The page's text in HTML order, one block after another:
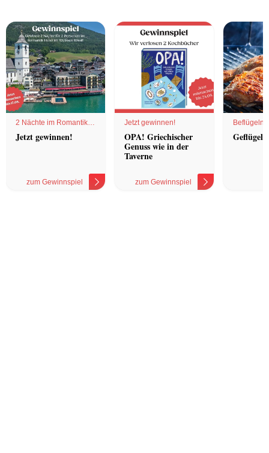
2 Nächte im Romantik
Hotel
Jetzt gewinnen!
zum Gewinnspiel
Jetzt gewinnen!
OPA! Griechischer
Genuss wie in der
Taverne
zum Gewinnspiel
Geflügel